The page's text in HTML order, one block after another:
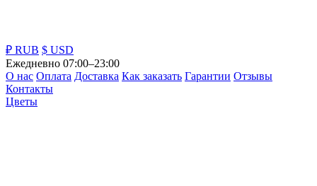
₽ RUB $ USD
Ежедневно 07:00–23:00
О нас Оплата Доставка Как заказать Гарантии Отзывы
Контакты
Цветы